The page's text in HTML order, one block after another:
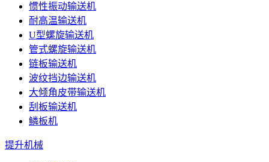
惯性振动输送机
耐高温输送机
U型螺旋输送机
管式螺旋输送机
链板输送机
波纹挡边输送机
大倾角皮带输送机
刮板输送机
鳞板机
提升机械